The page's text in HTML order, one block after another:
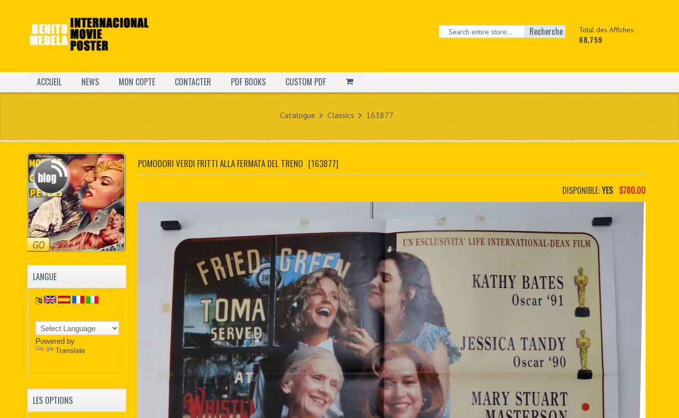
Total des Affiches:
68,759
Recherche
ACCUEIL NEWS MON COPTE CONTACTER PDF BOOKS CUSTOM PDF
Catalogue Classics 163877
POMODORI VERDI FRITTI ALLA FERMATA DEL TRENO [163877]
DISPONIBLE:YES $780.00
LANGUE
Powered by
Translate
LES OPTIONS